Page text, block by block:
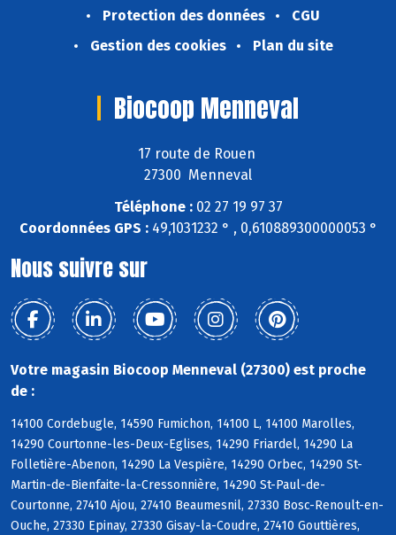
Protection des données
CGU
Gestion des cookies
Plan du site
Biocoop Menneval
17 route de Rouen
27300 Menneval
Téléphone :02 27 19 97 37
Coordonnées GPS :49,1031232 ° , 0,610889300000053 °
Nous suivre sur
Votre magasin Biocoop Menneval (27300) est proche
de :
14100 Cordebugle, 14590 Fumichon, 14100 L, 14100 Marolles,
14290 Courtonne-les-Deux-Eglises, 14290 Friardel, 14290 La
Folletière-Abenon, 14290 La Vespière, 14290 Orbec, 14290 St-
Martin-de-Bienfaite-la-Cressonnière, 14290 St-Paul-de-
Courtonne, 27410 Ajou, 27410 Beaumesnil, 27330 Bosc-Renoult-en-
Ouche, 27330 Epinay, 27330 Gisay-la-Coudre, 27410 Gouttières,